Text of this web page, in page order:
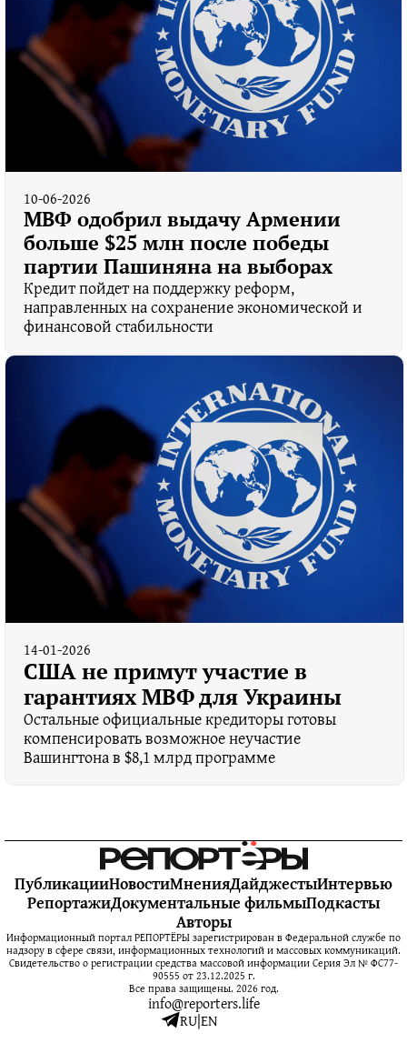
10-06-2026
МВФ одобрил выдачу Армении
больше $25 млн после победы
партии Пашиняна на выборах
Кредит пойдет на поддержку реформ,
направленных на сохранение экономической и
финансовой стабильности
14-01-2026
США не примут участие в
гарантиях МВФ для Украины
Остальные официальные кредиторы готовы
компенсировать возможное неучастие
Вашингтона в $8,1 млрд программе
ПубликацииНовостиМненияДайджестыИнтервью
РепортажиДокументальные фильмыПодкасты
Авторы
Информационный портал РЕПОРТЁРЫ зарегистрирован в Федеральной службе по
надзору в сфере связи, информационных технологий и массовых коммуникаций.
Свидетельство о регистрации средства массовой информации Серия Эл № ФС77-
90555 от 23.12.2025 г.
Все права защищены. 2026 год.
info@reporters.life
RU|EN